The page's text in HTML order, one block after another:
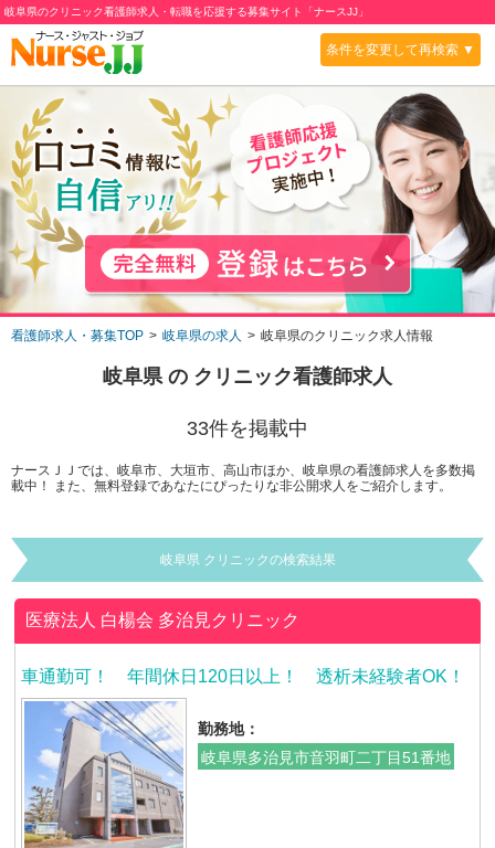
岐阜県のクリニック看護師求人・転職を応援する募集サイト「ナースJJ」
条件を変更して再検索 ▼
看護師求人・募集TOP 岐阜県の求人 岐阜県のクリニック求人情報
岐阜県の クリニック看護師求人
33件を掲載中
ナースＪＪでは、岐阜市、大垣市、高山市ほか、岐阜県の看護師求人を多数掲
載中！ また、無料登録であなたにぴったりな非公開求人をご紹介します。
岐阜県 クリニックの検索結果
医療法人 白楊会 多治見クリニック
車通勤可！ 年間休日120日以上！ 透析未経験者OK！
勤務地：
岐阜県多治見市音羽町二丁目51番地